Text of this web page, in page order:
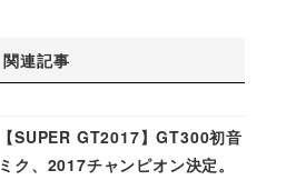
関連記事
【SUPER GT2017】GT300初音
ミク、2017チャンピオン決定。